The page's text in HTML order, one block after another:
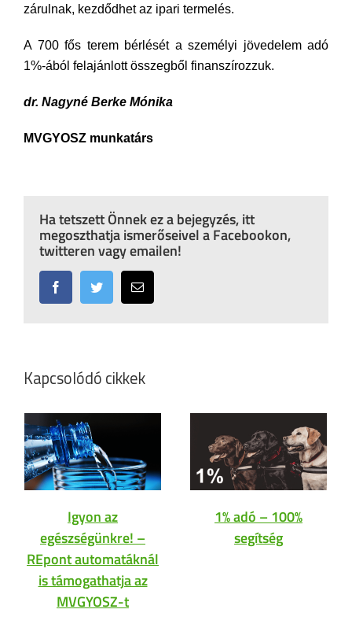
zárulnak, kezdődhet az ipari termelés.
A 700 fős terem bérlését a személyi jövedelem adó
1%-ából felajánlott összegből finanszírozzuk.
dr. Nagyné Berke Mónika
MVGYOSZ munkatárs
Ha tetszett Önnek ez a bejegyzés, itt
megoszthatja ismerőseivel a Facebookon,
twitteren vagy emailen!
FacebookTwitter Email:
Kapcsolódó cikkek
Igyon az
egészségünkre! –
REpont automatáknál
is támogathatja az
MVGYOSZ-t
1% adó – 100%
segítség